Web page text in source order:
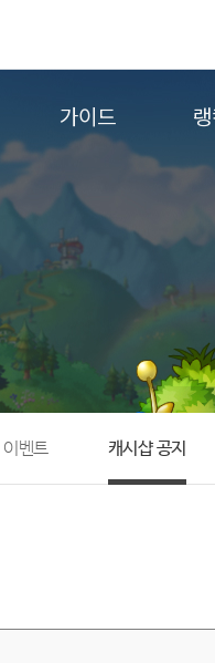
가이드
게임정보
직업소개
확률형 아이템
NEXON NOW
이벤트 캐시샵 공지